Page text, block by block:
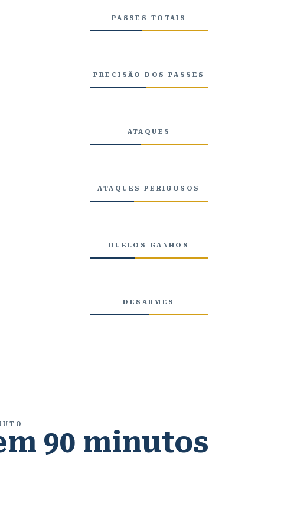
PASSES TOTAIS
PRECISÃO DOS PASSES
ATAQUES
ATAQUES PERIGOSOS
DUELOS GANHOS
DESARMES
90 minutos